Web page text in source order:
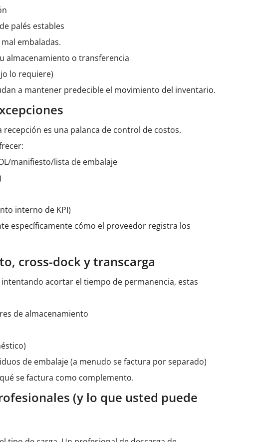
palés estables
embaladas.
almacenamiento o transferencia
lo requiere)
a mantener predecible el movimiento del inventario.
es una palanca de control de costos.
manifiesto/lista de embalaje
interno de KPI)
específicamente cómo el proveedor registra los
cross-dock y transcarga
acortar el tiempo de permanencia, estas
de almacenamiento
de embalaje (a menudo se factura por separado)
se factura como complemento.
(y lo que usted puede